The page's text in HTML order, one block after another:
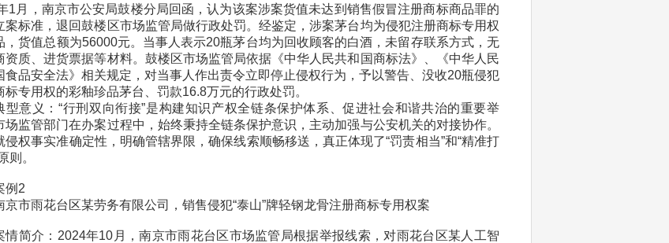
1月，南京市公安局鼓楼分局回函，认为该案涉案货值未达到销售假冒注册商标商品罪的
案标准，退回鼓楼区市场监管局做行政处罚。经鉴定，涉案茅台均为侵犯注册商标专用权
，货值总额为56000元。当事人表示20瓶茅台均为回收顾客的白酒，未留存联系方式，无
资质、进货票据等材料。鼓楼区市场监管局依据《中华人民共和国商标法》、《中华人民
食品安全法》相关规定，对当事人作出责令立即停止侵权行为，予以警告、没收20瓶侵犯
标专用权的彩釉珍品茅台、罚款16.8万元的行政处罚。
型意义：“行刑双向衔接”是构建知识产权全链条保护体系、促进社会和谐共治的重要举
场监管部门在办案过程中，始终秉持全链条保护意识，主动加强与公安机关的对接协作。
侵权事实准确定性，明确管辖界限，确保线索顺畅移送，真正体现了“罚责相当”和“精准打
则。
例2
京市雨花台区某劳务有限公司，销售侵犯“泰山”牌轻钢龙骨注册商标专用权案
情简介：2024年10月，南京市雨花台区市场监管局根据举报线索，对雨花台区某人工智